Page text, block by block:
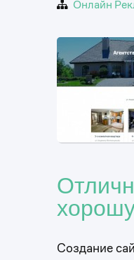
Онлайн
Создание